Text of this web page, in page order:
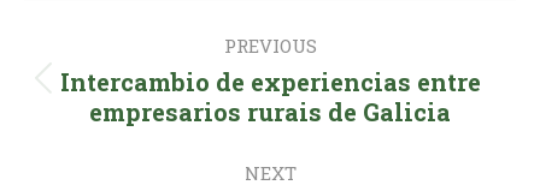
navigation
PREVIOUS
Previous
post:
Intercambio de experiencias entre
empresarios rurais de Galicia
NEXT